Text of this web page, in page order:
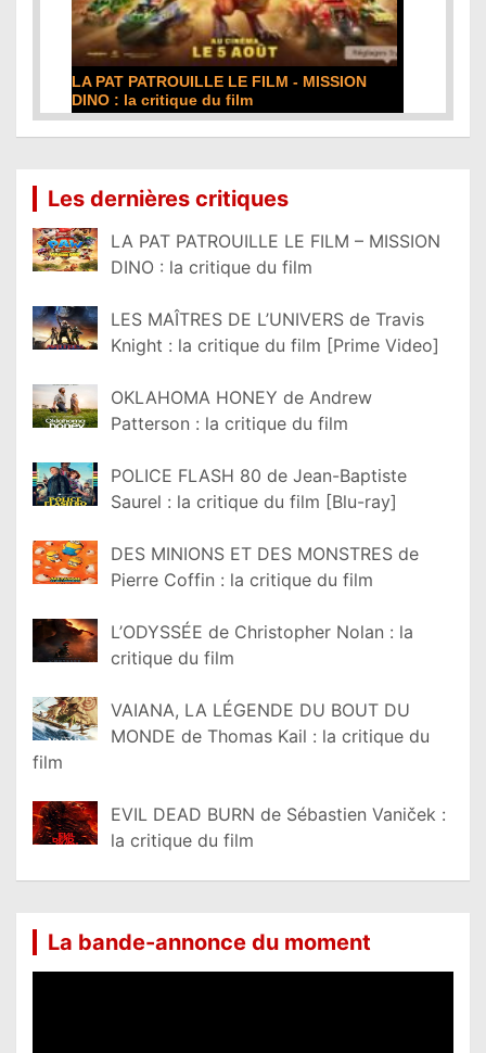
DE LA COMÉDIE-FRANÇAISE : la critique du
film
Les dernières critiques
LA PAT PATROUILLE LE FILM – MISSION
DINO : la critique du film
LES MAÎTRES DE L’UNIVERS de Travis
Knight : la critique du film [Prime Video]
OKLAHOMA HONEY de Andrew
Patterson : la critique du film
POLICE FLASH 80 de Jean-Baptiste
Saurel : la critique du film [Blu-ray]
DES MINIONS ET DES MONSTRES de
Pierre Coffin : la critique du film
L’ODYSSÉE de Christopher Nolan : la
critique du film
VAIANA, LA LÉGENDE DU BOUT DU
MONDE de Thomas Kail : la critique du
film
EVIL DEAD BURN de Sébastien Vaniček :
la critique du film
La bande-annonce du moment